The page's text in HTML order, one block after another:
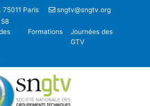
Paris
sngtv@sngtv.org
Formations
Journées des
GTV